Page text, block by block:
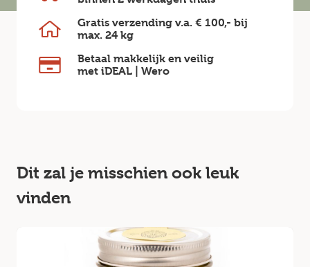
Gratis verzending v.a. € 100,- bij
max. 24 kg
Betaal makkelijk en veilig
met iDEAL | Wero
Dit zal je misschien ook leuk
vinden